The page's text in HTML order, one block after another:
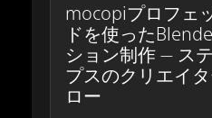
mocopiプロフェ
ドを使った
ション制作 — ス
プスのクリエイ
ロー